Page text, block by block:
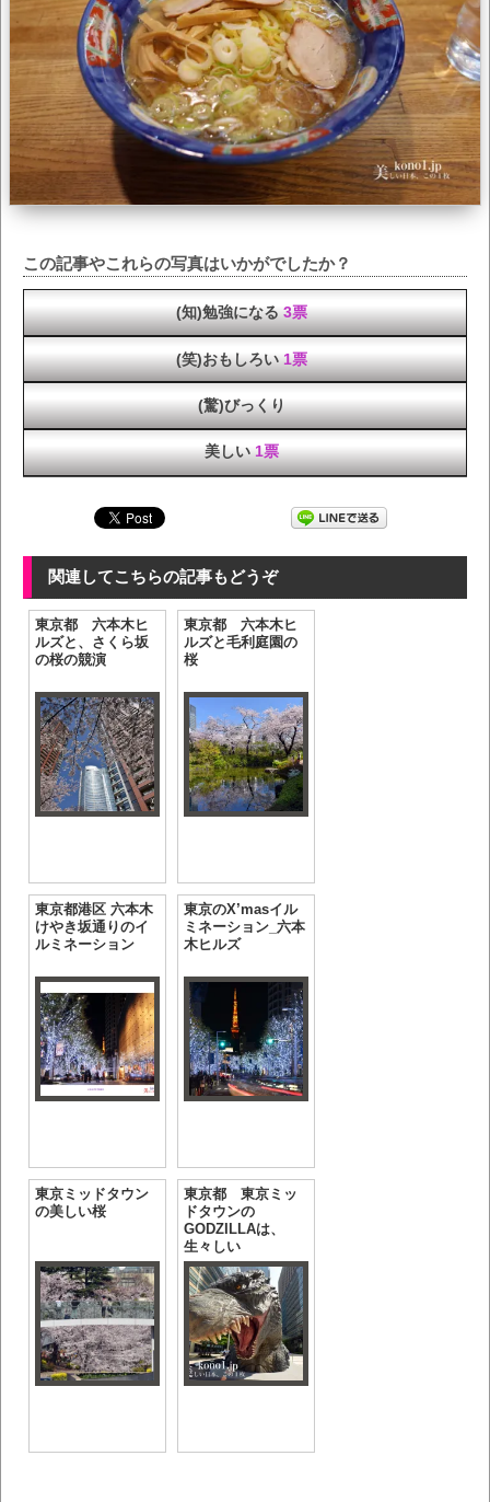
この記事やこれらの写真はいかがでしたか？
(知)勉強になる 3票
(笑)おもしろい 1票
(驚)びっくり
美しい 1票
関連してこちらの記事もどうぞ
東京都 六本木ヒ
ルズと、さくら坂
の桜の競演
東京都 六本木ヒ
ルズと毛利庭園の
桜
東京都港区 六本木
けやき坂通りのイ
ルミネーション
東京のX’masイル
ミネーション_六本
木ヒルズ
東京ミッドタウン
の美しい桜
東京都 東京ミッ
ドタウンの
GODZILLAは、
生々しい